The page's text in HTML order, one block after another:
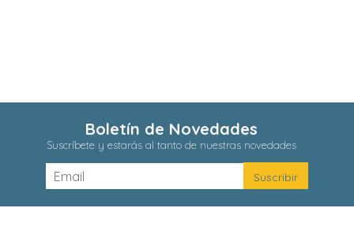
Boletín de Novedades
Suscríbete y estarás al tanto de nuestras novedades